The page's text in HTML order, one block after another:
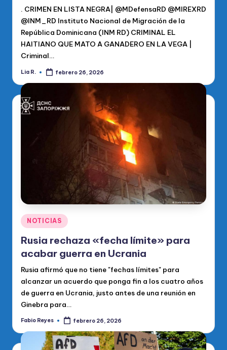
. CRIMEN EN LISTA NEGRA| @MDefensaRD @MIREXRD
@INM_RD Instituto Nacional de Migración de la
República Dominicana (INM RD) CRIMINAL EL
HAITIANO QUE MATO A GANADERO EN LA VEGA |
Criminal…
Publicado
Lia R. febrero 26, 2026
Publicado
en
NOTICIAS
Rusia rechaza «fecha límite» para
acabar guerra en Ucrania
Rusia afirmó que no tiene "fechas límites" para
alcanzar un acuerdo que ponga fin a los cuatro años
de guerra en Ucrania, justo antes de una reunión en
Ginebra para…
Publicado
Fabio Reyes febrero 26, 2026